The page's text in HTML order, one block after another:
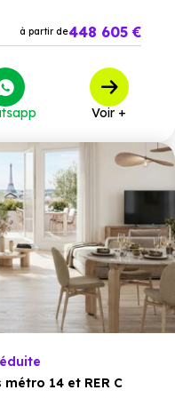
à partir de448 605 €
Voir +
14 et RER C